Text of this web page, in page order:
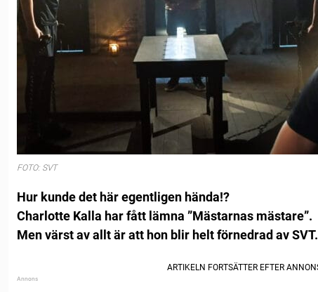
FOTO: SVT
Hur kunde det här egentligen hända!?
Charlotte Kalla har fått lämna ”Mästarnas mästare”.
Men värst av allt är att hon blir helt förnedrad av SVT.